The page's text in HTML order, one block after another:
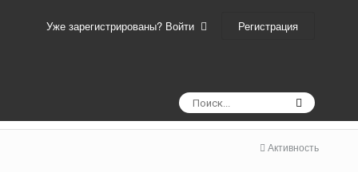
Уже зарегистрированы? Войти Регистрация
Активность